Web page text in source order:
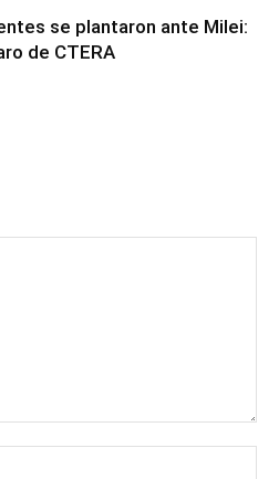
se plantaron ante Milei:
de CTERA